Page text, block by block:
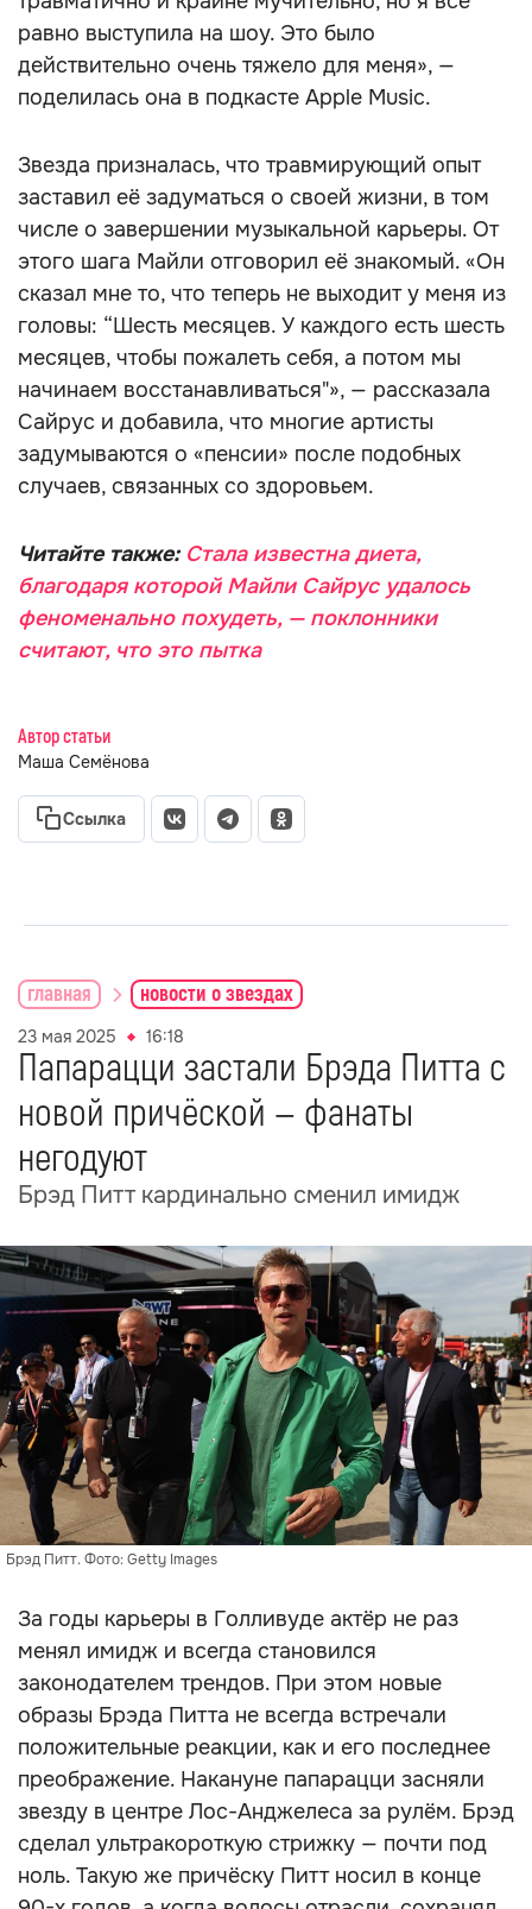
равно выступила на шоу. Это было
действительно очень тяжело для меня», —
поделилась она в подкасте Apple Music.
Звезда призналась, что травмирующий опыт
заставил её задуматься о своей жизни, в том
числе о завершении музыкальной карьеры. От
этого шага Майли отговорил её знакомый. «Он
сказал мне то, что теперь не выходит у меня из
головы: “Шесть месяцев. У каждого есть шесть
месяцев, чтобы пожалеть себя, а потом мы
начинаем восстанавливаться"», — рассказала
Сайрус и добавила, что многие артисты
задумываются о «пенсии» после подобных
случаев, связанных со здоровьем.
Читайте также: Стала известна диета,
благодаря которой Майли Сайрус удалось
феноменально похудеть, — поклонники
считают, что это пытка
Автор статьи
Маша Семёнова
Ссылка
главная новости о звездах
23 мая 2025 16:18
Папарацци застали Брэда Питта с
новой причёской — фанаты
негодуют
Брэд Питт кардинально сменил имидж
Брэд Питт. Фото: Getty Images
За годы карьеры в Голливуде актёр не раз
менял имидж и всегда становился
законодателем трендов. При этом новые
образы Брэда Питта не всегда встречали
положительные реакции, как и его последнее
преображение. Накануне папарацци засняли
звезду в центре Лос-Анджелеса за рулём. Брэд
сделал ультракороткую стрижку — почти под
ноль. Такую же причёску Питт носил в конце